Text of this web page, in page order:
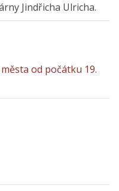
Jindřicha Ulricha.
od počátku 19.